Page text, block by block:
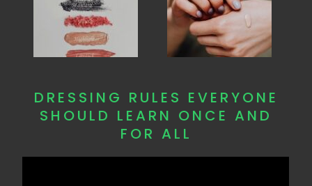
DRESSING RULES EVERYONE
SHOULD LEARN ONCE AND
FOR ALL